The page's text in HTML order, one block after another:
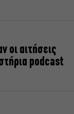
οι αιτήσεις
podcast